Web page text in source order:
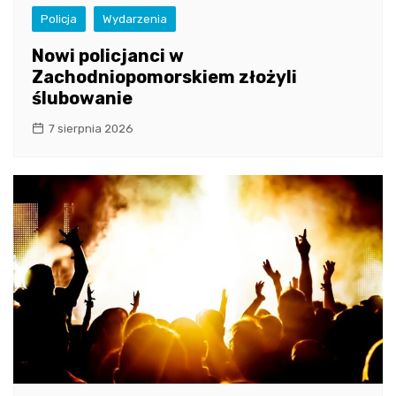
Policja Wydarzenia
Nowi policjanci w
Zachodniopomorskiem złożyli
ślubowanie
7 sierpnia 2026